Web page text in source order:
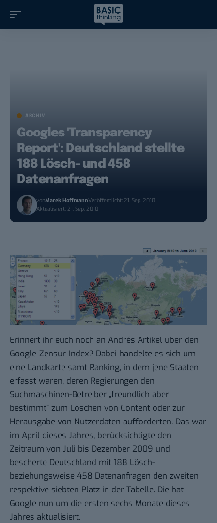
ARCHIV
Googles 'Transparency
Report': Deutschland stellte
188 Lösch- und 458
Datenanfragen
vonMarek HoffmannVeröffentlicht: 21. Sep. 2010
Aktualisiert: 21. Sep. 2010
Erinnert ihr euch noch an Andrés Artikel über den
Google-Zensur-Index? Dabei handelte es sich um
eine Landkarte samt Ranking, in dem jene Staaten
erfasst waren, deren Regierungen den
Suchmaschinen-Betreiber „freundlich aber
bestimmt“ zum Löschen von Content oder zur
Herausgabe von Nutzerdaten aufforderten. Das war
im April dieses Jahres, berücksichtigte den
Zeitraum von Juli bis Dezember 2009 und
bescherte Deutschland mit 188 Lösch-
beziehungsweise 458 Datenanfragen den zweiten
respektive siebten Platz in der Tabelle. Die hat
Google nun um die ersten sechs Monate dieses
Jahres aktualisiert.